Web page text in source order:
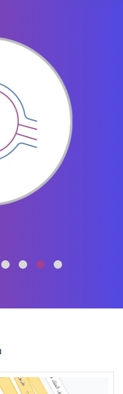
افضل
طبيب عيون اطفال